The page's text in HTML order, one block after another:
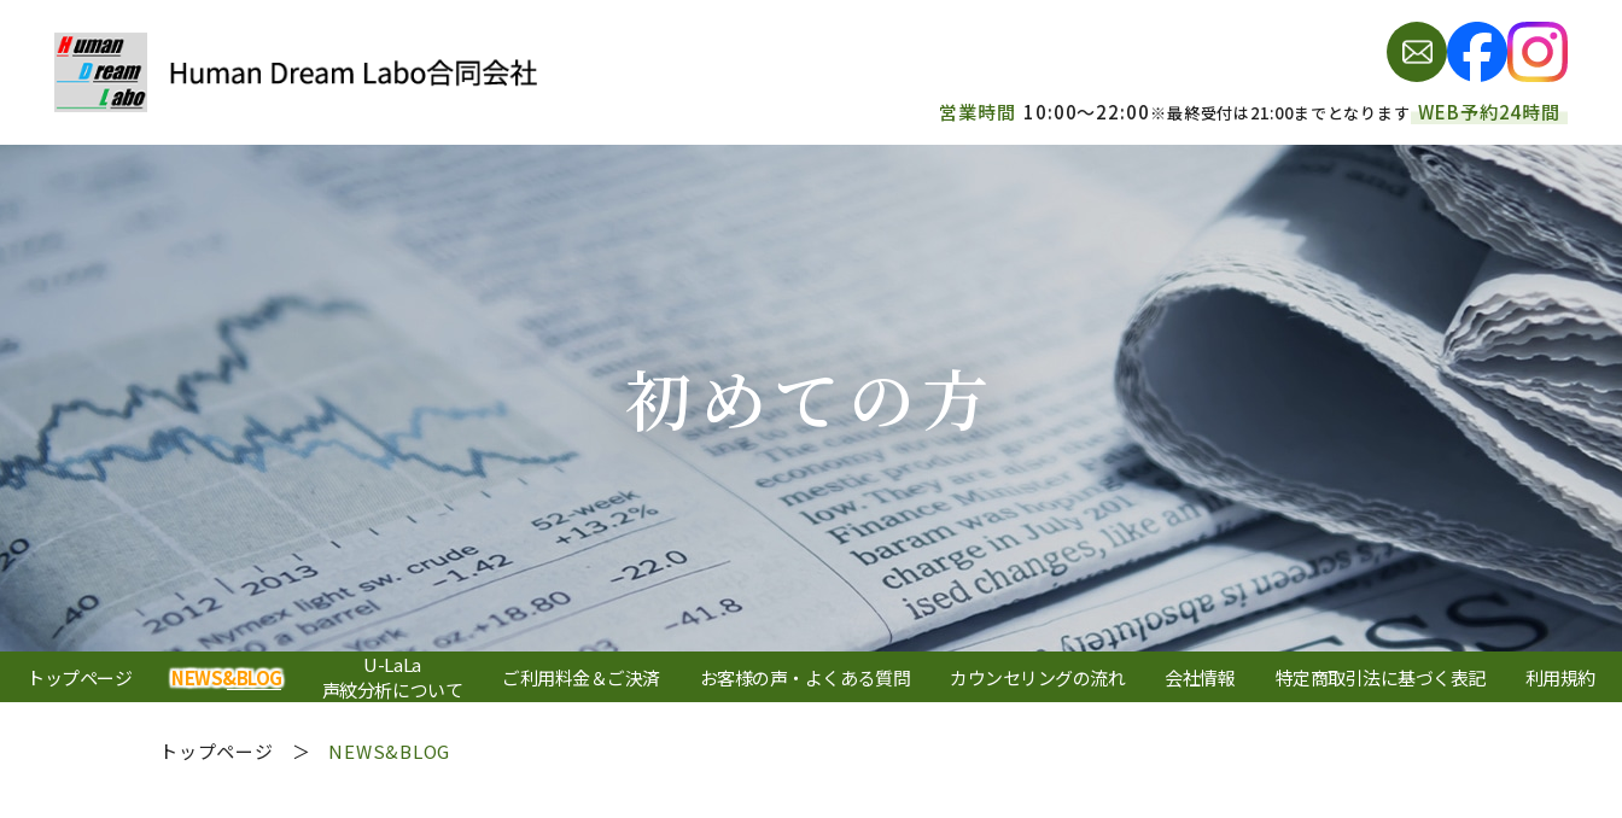
営業時間 10:00～22:00 ※最終受付は21:00までとなります WEB予約24時間
初めての方
トップページ NEWS&BLOG
U-LaLa
声紋分析について
ご利用料金＆ご決済 お客様の声・よくある質問 カウンセリングの流れ 会社情報 特定商取引法に基づく表記 利用規約
トップページ NEWS&BLOG